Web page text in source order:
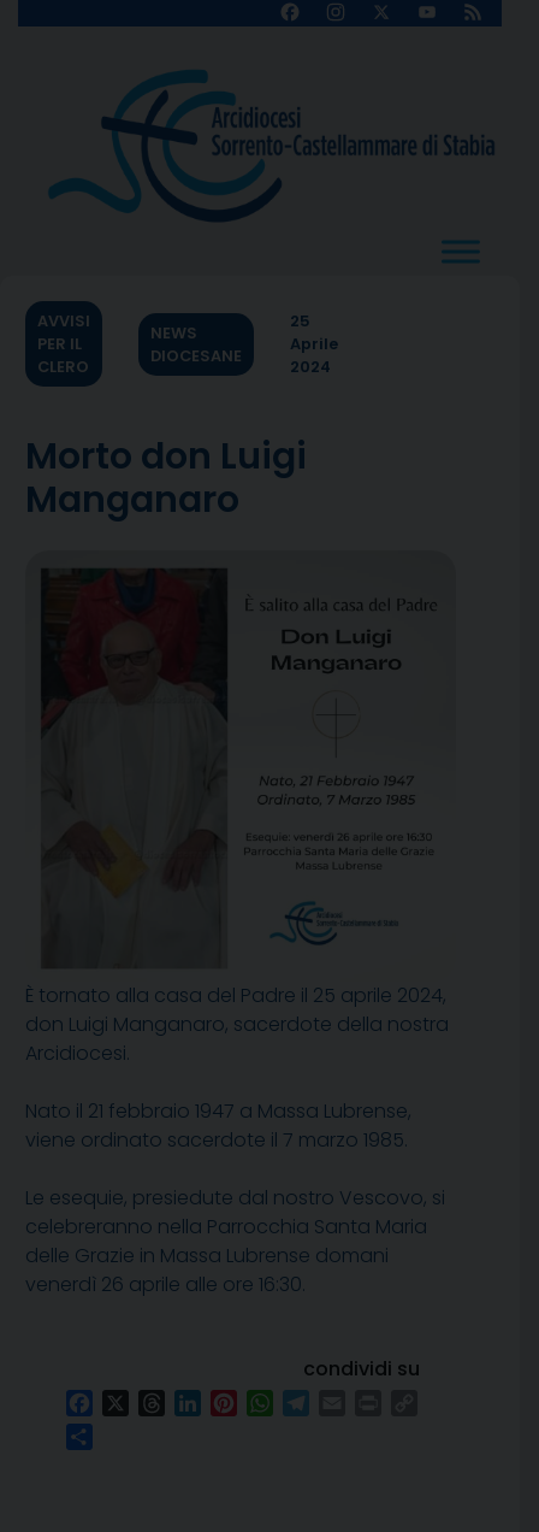
FacebookInstagram
X
YouTube
Feed
AVVISI
PER IL
CLERO
NEWS
DIOCESANE
25
Aprile
2024
Morto don Luigi
Manganaro
È tornato alla casa del Padre il 25 aprile 2024,
don Luigi Manganaro, sacerdote della nostra
Arcidiocesi.
Nato il 21 febbraio 1947 a Massa Lubrense,
viene ordinato sacerdote il 7 marzo 1985.
Le esequie, presiedute dal nostro Vescovo, si
celebreranno nella Parrocchia Santa Maria
delle Grazie in Massa Lubrense domani
venerdì 26 aprile alle ore 16:30.
condividi su
FacebookThreadsLinkedInPinterestWhatsApp